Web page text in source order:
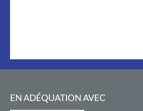
EN ADÉQUATION AVEC